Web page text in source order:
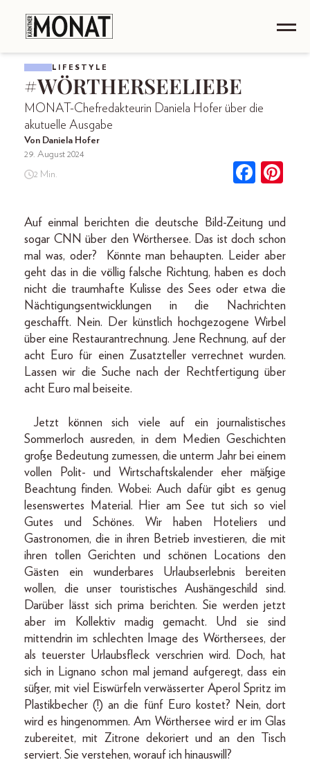
LIFESTYLE
#WÖRTHERSEELIEBE
MONAT-Chefredakteurin Daniela Hofer über die
akutuelle Ausgabe
Von Daniela Hofer
29. August 2024
2 Min.
Auf einmal berichten die deutsche Bild-Zeitung und
sogar CNN über den Wörthersee. Das ist doch schon
mal was, oder? Könnte man behaupten. Leider aber
geht das in die völlig falsche Richtung, haben es doch
nicht die traumhafte Kulisse des Sees oder etwa die
Nächtigungsentwicklungen in die Nachrichten
geschafft. Nein. Der künstlich hochgezogene Wirbel
über eine Restaurantrechnung. Jene Rechnung, auf der
acht Euro für einen Zusatzteller verrechnet wurden.
Lassen wir die Suche nach der Rechtfertigung über
acht Euro mal beiseite.
Jetzt können sich viele auf ein journalistisches
Sommerloch ausreden, in dem Medien Geschichten
große Bedeutung zumessen, die unterm Jahr bei einem
vollen Polit- und Wirtschaftskalender eher mäßige
Beachtung finden. Wobei: Auch dafür gibt es genug
lesenswertes Material. Hier am See tut sich so viel
Gutes und Schönes. Wir haben Hoteliers und
Gastronomen, die in ihren Betrieb investieren, die mit
ihren tollen Gerichten und schönen Locations den
Gästen ein wunderbares Urlaubserlebnis bereiten
wollen, die unser touristisches Aushängeschild sind.
Darüber lässt sich prima berichten. Sie werden jetzt
aber im Kollektiv madig gemacht. Und sie sind
mittendrin im schlechten Image des Wörthersees, der
als teuerster Urlaubsfleck verschrien wird. Doch, hat
sich in Lignano schon mal jemand aufgeregt, dass ein
süßer, mit viel Eiswürfeln verwässerter Aperol Spritz im
Plastikbecher (!) an die fünf Euro kostet? Nein, dort
wird es hingenommen. Am Wörthersee wird er im Glas
zubereitet, mit Zitrone dekoriert und an den Tisch
serviert. Sie verstehen, worauf ich hinauswill?